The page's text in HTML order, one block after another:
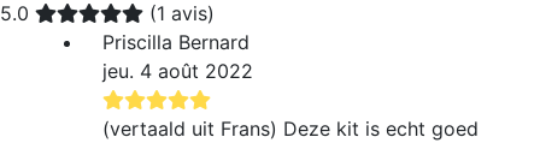
5.0
(1 avis)
Priscilla Bernard
jeu. 4 août 2022
(vertaald uit Frans) Deze kit is echt goed